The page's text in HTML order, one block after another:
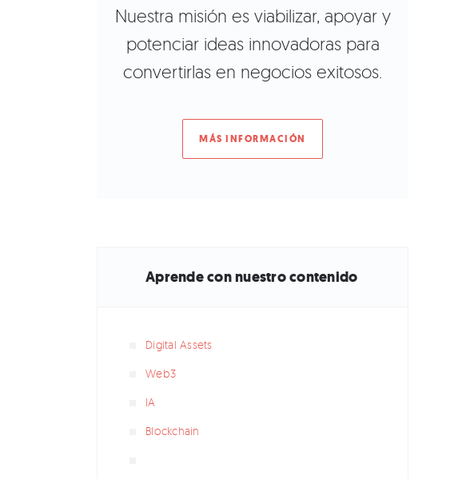
Nuestra misión es viabilizar, apoyar y
potenciar ideas innovadoras para
convertirlas en negocios exitosos.
MÁS INFORMACIÓN
Aprende con nuestro contenido
Digital Assets
Web3
IA
Blockchain